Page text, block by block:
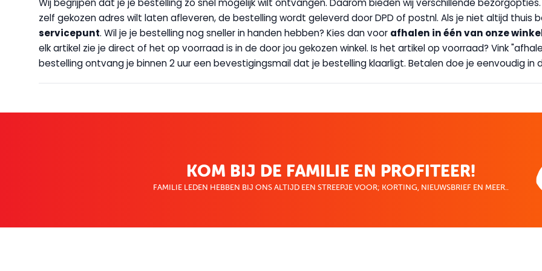
Wij begrijpen dat je je bestelling zo snel mogelijk wilt ontvangen. Daarom bieden wij verschillende
zelf gekozen adres wilt laten afleveren, de bestelling wordt geleverd door DPD of postnl. Als je niet altijd thuis
servicepunt. Wil je je bestelling nog sneller in handen hebben? Kies dan voor afhalen in één van onze
elk artikel zie je direct of het op voorraad is in de door jou gekozen winkel. Is het artikel op voorraad? Vink
bestelling ontvang je binnen 2 uur een bevestigingsmail dat je bestelling klaarligt. Betalen doe je eenvoudig in
KOM BIJ DE FAMILIE EN PROFITEER!
FAMILIE LEDEN HEBBEN BIJ ONS ALTIJD EEN STREEPJE VOOR; KORTING, NIEUWSBRIEF EN MEER..